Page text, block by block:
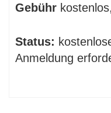
Gebühr
Status:
Anmeldung